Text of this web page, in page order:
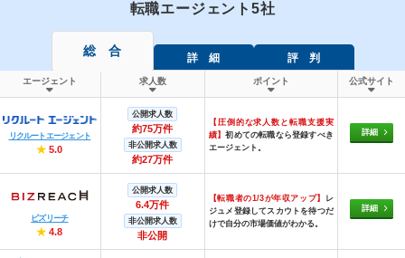
転職エージェント5社
総 合 詳 細 評 判
エージェント 求人数 ポイント 公式サイト
リクルートエージェント
★ 5.0
公開求人数
約75万件
非公開求人数
約27万件
【圧倒的な求人数と転職支援実
績】初めての転職なら登録すべき
エージェント。
詳細
ビズリーチ
★ 4.8
公開求人数
6.4万件
非公開求人数
非公開
【転職者の1/3が年収アップ】
レ
ジュメ登録してスカウトを待つだ
けで自分の市場価値がわかる。
詳細